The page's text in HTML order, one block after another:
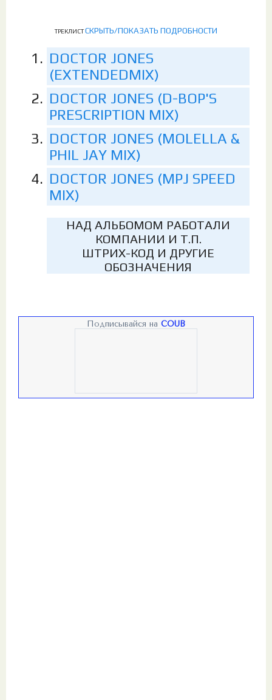
ТРЕКЛИСТСКРЫТЬ/ПОКАЗАТЬ ПОДРОБНОСТИ
DOCTOR JONES
(EXTENDEDMIX)
DOCTOR JONES (D-BOP'S
PRESCRIPTION MIX)
DOCTOR JONES (MOLELLA &
PHIL JAY MIX)
DOCTOR JONES (MPJ SPEED
MIX)
НАД АЛЬБОМОМ РАБОТАЛИ
КОМПАНИИ И Т.П.
ШТРИХ-КОД И ДРУГИЕ
ОБОЗНАЧЕНИЯ
Подписывайся на COUB